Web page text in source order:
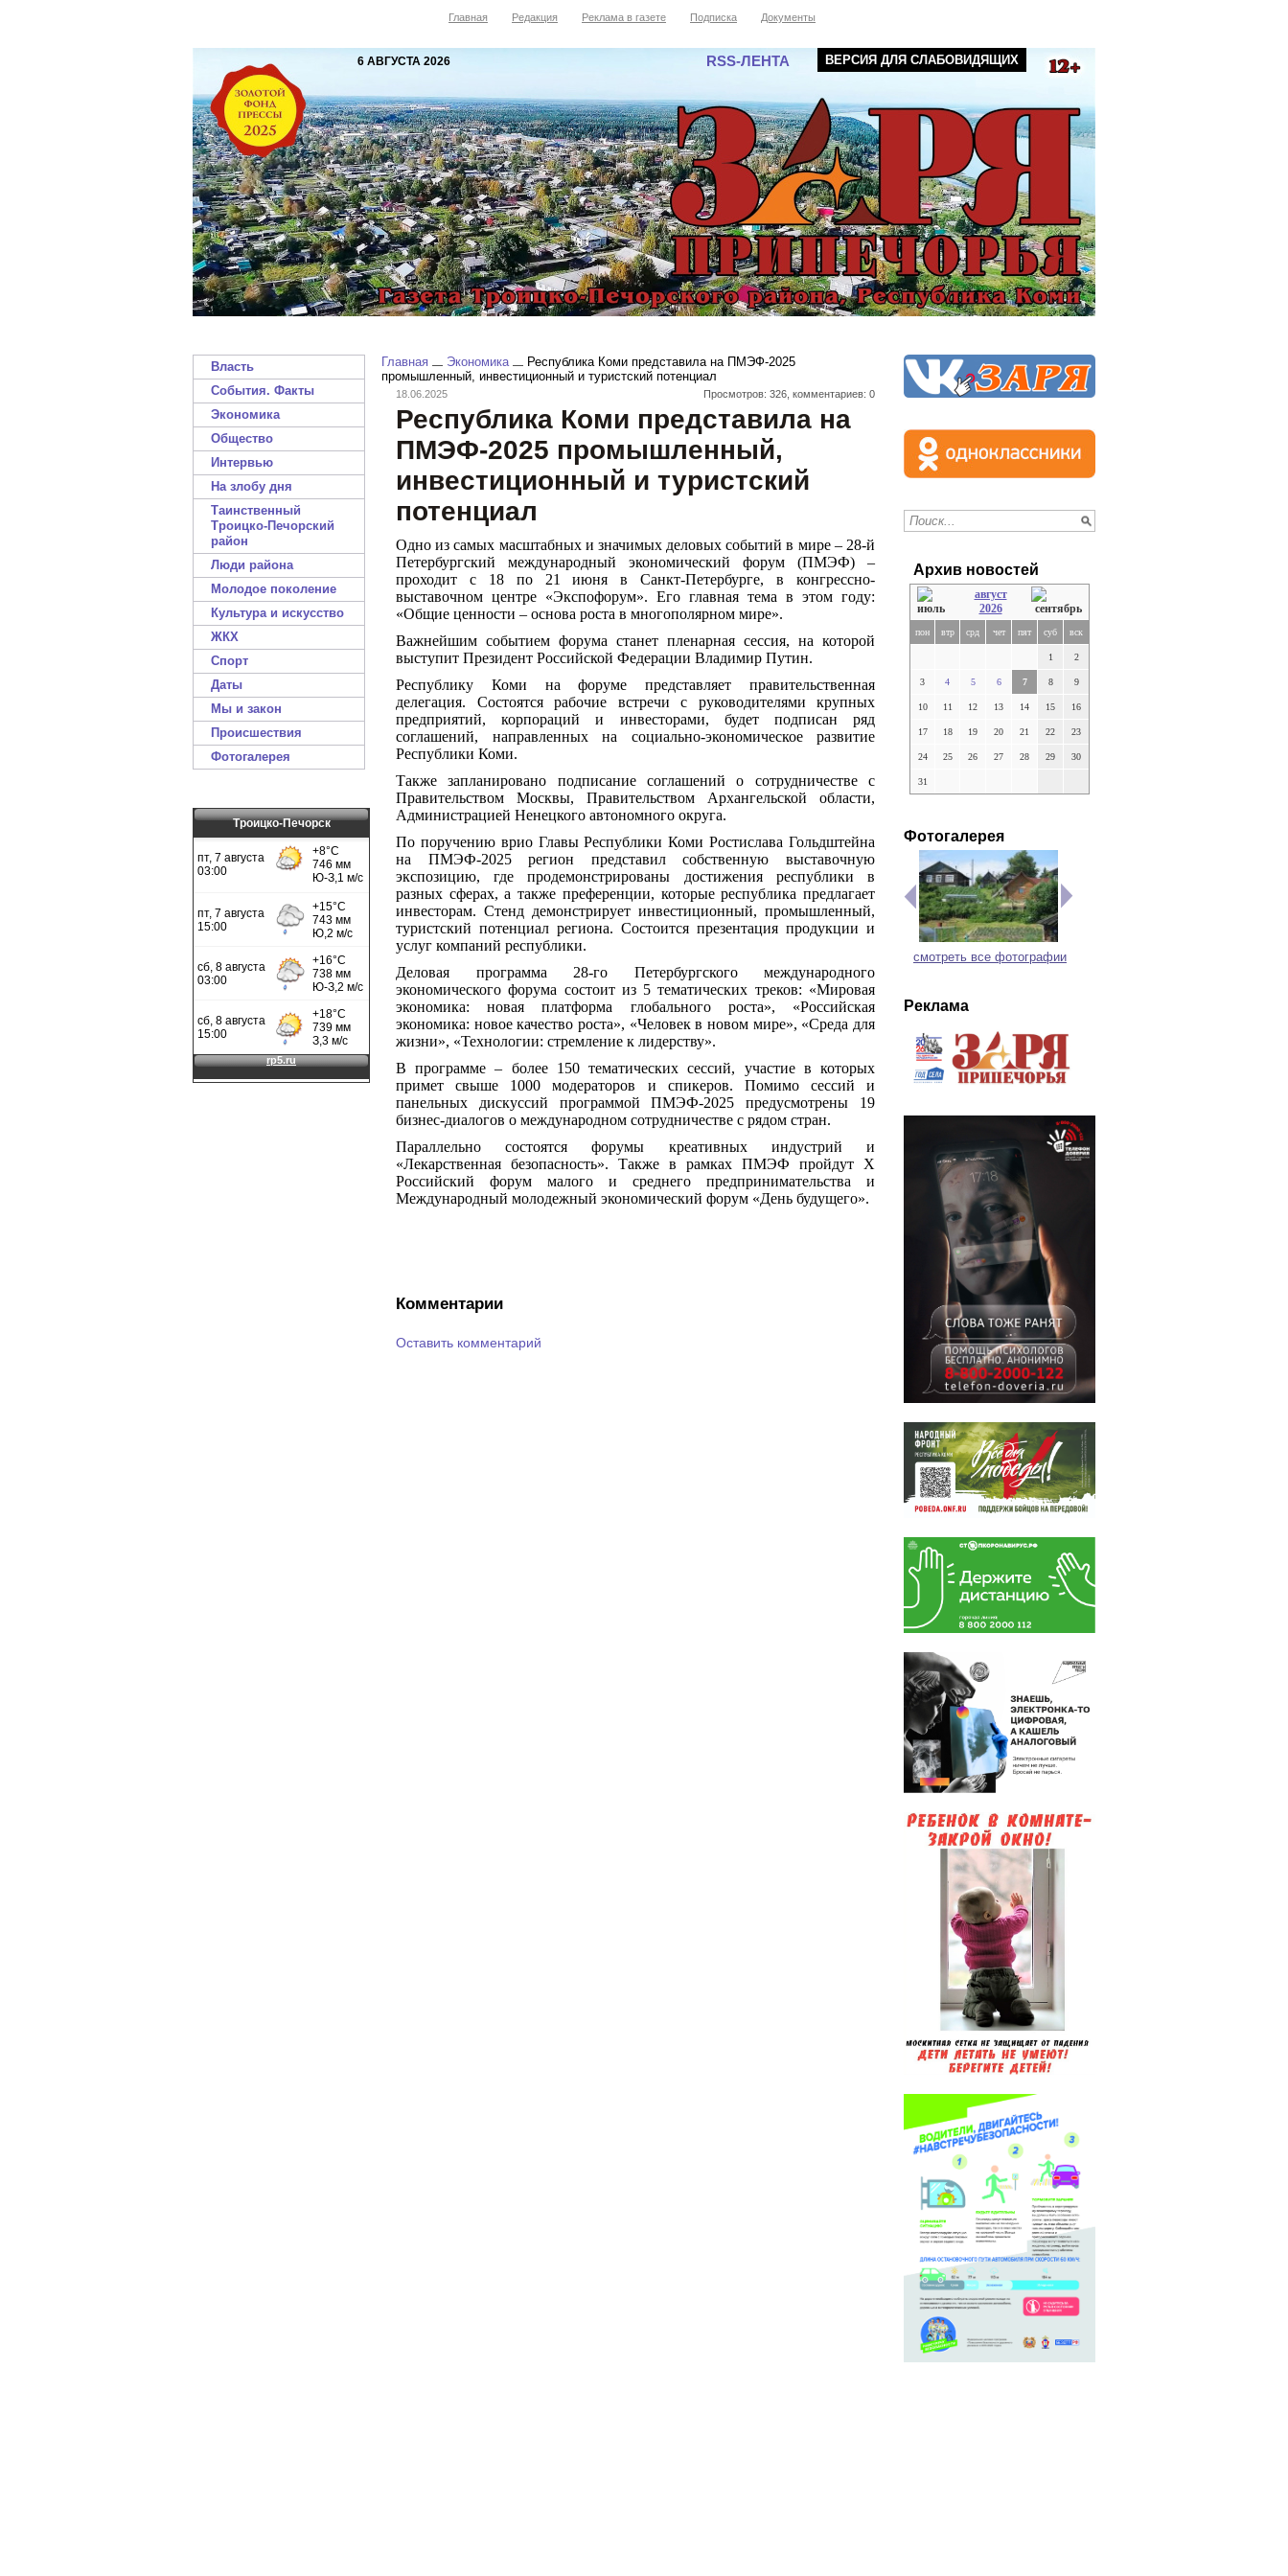
Главная Редакция Реклама в газете Подписка Документы
6 АВГУСТА 2026 RSS-ЛЕНТА ВЕРСИЯ ДЛЯ СЛАБОВИДЯЩИХ
Власть
События. Факты
Экономика
Общество
Интервью
На злобу дня
Таинственный
Троицко-Печорский
район
Люди района
Молодое поколение
Культура и искусство
ЖКХ
Спорт
Даты
Мы и закон
Происшествия
Фотогалерея
Троицко-Печорск
Главная Экономика
Республика Коми представила на ПМЭФ-2025
промышленный, инвестиционный и туристский потенциал
18.06.2025 Просмотров: 326, комментариев: 0
Республика Коми представила на
ПМЭФ-2025 промышленный,
инвестиционный и туристский
потенциал
Одно из самых масштабных и значимых деловых событий в мире – 28-й
Петербургский международный экономический форум (ПМЭФ) –
проходит с 18 по 21 июня в Санкт-Петербурге, в конгрессно-
выставочном центре «Экспофорум». Его главная тема в этом году:
«Общие ценности – основа роста в многополярном мире».
Важнейшим событием форума станет пленарная сессия, на которой
выступит Президент Российской Федерации Владимир Путин.
Республику Коми на форуме представляет правительственная
делегация. Состоятся рабочие встречи с руководителями крупных
предприятий, корпораций и инвесторами, будет подписан ряд
соглашений, направленных на социально-экономическое развитие
Республики Коми.
Также запланировано подписание соглашений о сотрудничестве с
Правительством Москвы, Правительством Архангельской области,
Администрацией Ненецкого автономного округа.
По поручению врио Главы Республики Коми Ростислава Гольдштейна
на ПМЭФ-2025 регион представил собственную выставочную
экспозицию, где продемонстрированы достижения республики в
разных сферах, а также преференции, которые республика предлагает
инвесторам. Стенд демонстрирует инвестиционный, промышленный,
туристский потенциал региона. Состоится презентация продукции и
услуг компаний республики.
Деловая программа 28-го Петербургского международного
экономического форума состоит из 5 тематических треков: «Мировая
экономика: новая платформа глобального роста», «Российская
экономика: новое качество роста», «Человек в новом мире», «Среда для
жизни», «Технологии: стремление к лидерству».
В программе – более 150 тематических сессий, участие в которых
примет свыше 1000 модераторов и спикеров. Помимо сессий и
панельных дискуссий программой ПМЭФ-2025 предусмотрены 19
бизнес-диалогов о международном сотрудничестве с рядом стран.
Параллельно состоятся форумы креативных индустрий и
«Лекарственная безопасность». Также в рамках ПМЭФ пройдут X
Российский форум малого и среднего предпринимательства и
Международный молодежный экономический форум «День будущего».
Комментарии
Оставить комментарий
Архив новостей
август
2026
пон втр срд чет пят суб вск
1 2
3 4 5 6 7 8 9
10 11 12 13 14 15 16
17 18 19 20 21 22 23
24 25 26 27 28 29 30
31
Фотогалерея
смотреть все фотографии
Реклама